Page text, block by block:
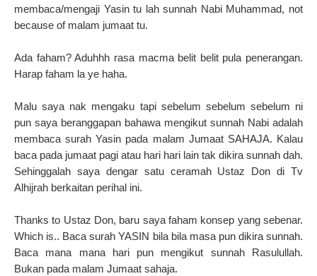
membaca/mengaji Yasin tu lah sunnah Nabi Muhammad, not
because of malam jumaat tu.
Ada faham? Aduhhh rasa macma belit belit pula penerangan.
Harap faham la ye haha.
Malu saya nak mengaku tapi sebelum sebelum sebelum ni
pun saya beranggapan bahawa mengikut sunnah Nabi adalah
membaca surah Yasin pada malam Jumaat SAHAJA. Kalau
baca pada jumaat pagi atau hari hari lain tak dikira sunnah dah.
Sehinggalah saya dengar satu ceramah Ustaz Don di Tv
Alhijrah berkaitan perihal ini.
Thanks to Ustaz Don, baru saya faham konsep yang sebenar.
Which is.. Baca surah YASIN bila bila masa pun dikira sunnah.
Baca mana mana hari pun mengikut sunnah Rasulullah.
Bukan pada malam Jumaat sahaja.